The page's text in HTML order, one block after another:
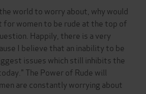
world to worry about, why would
for women to be rude at the top of
Happily, there is a very
I believe that an inability to be
issues which still inhibits the
The Power of Rude will
are constantly worrying about